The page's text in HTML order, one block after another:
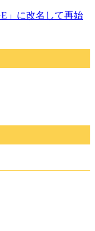
」に改名して再始